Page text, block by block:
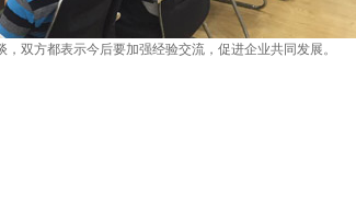
方都表示今后要加强经验交流，促进企业共同发展。